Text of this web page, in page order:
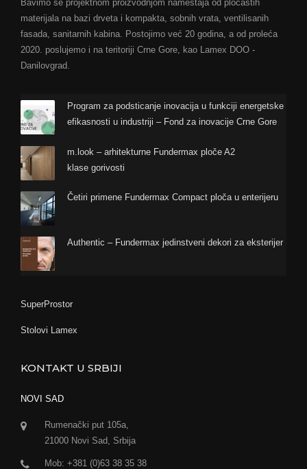
Bavimo se projektnom proizvodnjom nameštaja od pločastih
materijala na bazi drveta i kompakta, sobnih vrata, ventilisanih
fasada, sanitarnih kabina. Postojimo već 20 godina, a od proleća
2020. poslujemo i na teritoriji Crne Gore, kao Lamex DOO -
Danilovgrad.
Program za podsticanje inovacija u funkciji energetske
efikasnosti u industriji – Fond za inovacije Crne Gore
m.look – arhitekturne Fundermax ploče A2
klase gorivosti
Četiri primene Fundermax Compact ploča u enterijeru
Authentic – Fundermax jedinstveni dekori za eksterijer
SuperProstor
Stolovi Lamex
KONTAKT U SRBIJI
NOVI SAD
Rumenački put 105a,
21000 Novi Sad, Srbija
Mob: +381 (0)63 38 35 38